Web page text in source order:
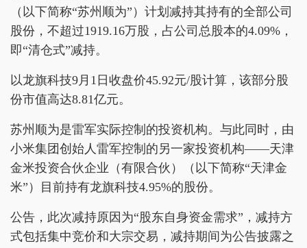
（以下简称“苏州顺为”）计划减持其持有的全部公司
股份，不超过1919.16万股，占公司总股本的4.09%，
即“清仓式”减持。
以龙旗科技9月1日收盘价45.92元/股计算，该部分股
份市值高达8.81亿元。
苏州顺为是雷军实际控制的投资机构。与此同时，由
小米集团创始人雷军控制的另一家投资机构——天津
金米投资合伙企业（有限合伙）（以下简称“天津金
米”）目前持有龙旗科技4.95%的股份。
公告，此次减持原因为“股东自身资金需求”，减持方
式包括集中竞价和大宗交易，减持期间为公告披露之